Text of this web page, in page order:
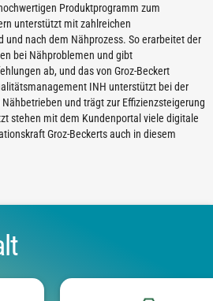
Produktprogramm zum
unterstützt mit zahlreichen
und nach dem Nähprozess. So erarbeitet der
bei Nähproblemen und gibt
ab, und das von Groz-Beckert
INH unterstützt bei der
und trägt zur Effizienzsteigerung
stehen mit dem Kundenportal viele digitale
Groz-Beckerts auch in diesem
und
Für das Vernähen von